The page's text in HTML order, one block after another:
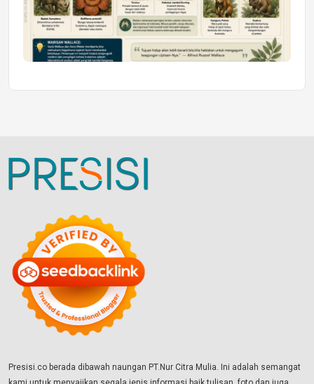
Presisi.co berada dibawah naungan PT.Nur Citra Mulia. Ini adalah semangat